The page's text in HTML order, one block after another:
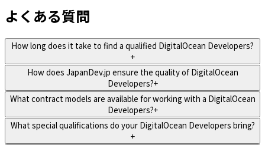
よくある質問
How long does it take to find a qualified DigitalOcean Developers?
+
How does JapanDev.jp ensure the quality of DigitalOcean
Developers?+
What contract models are available for working with a DigitalOcean
Developers?+
What special qualifications do your DigitalOcean Developers bring?
+